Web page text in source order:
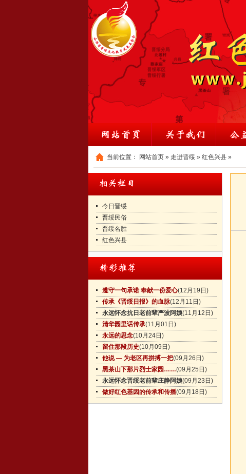
当前位置： 网站首页 » 走进晋绥 » 红色兴县 »
今日晋绥
晋绥民俗
晋绥名胜
红色兴县
遵守一句承诺 奉献一份爱心(12月19日)
传承《晋绥日报》的血脉(12月11日)
永远怀念抗日老前辈严波阿姨(11月12日)
清华园里话传承(11月01日)
永远的思念(10月24日)
留住那段历史(10月09日)
他说 — 为老区再拼搏一把(09月26日)
黑茶山下那片烈士家园……(09月25日)
永远怀念晋绥老前辈庄静阿姨(09月23日)
做好红色基因的传承和传播(09月18日)